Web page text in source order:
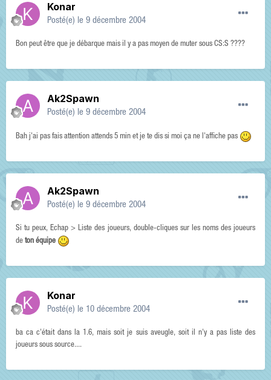
Konar
Posté(e) le 9 décembre 2004
Bon peut être que je débarque mais il y a pas moyen de muter sous CS:S ????
Ak2Spawn
Posté(e) le 9 décembre 2004
Bah j'ai pas fais attention attends 5 min et je te dis si moi ça ne l'affiche pas
Ak2Spawn
Posté(e) le 9 décembre 2004
Si tu peux, Echap > Liste des joueurs, double-cliques sur les noms des joueurs
de ton équipe
Konar
Posté(e) le 10 décembre 2004
ba ca c'était dans la 1.6, mais soit je suis aveugle, soit il n'y a pas liste des
joueurs sous source....